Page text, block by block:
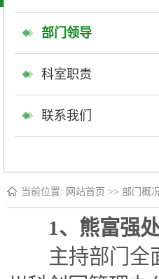
部门领导
科室职责
联系我们
当前位置: 网站首页 >> 部门概
1、熊富强
主持部门全